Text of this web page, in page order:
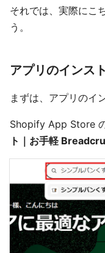
それでは、実際にこ
う。
アプリのインス
まずは、アプリのイ
Shopify App Store の
ト｜お手軽